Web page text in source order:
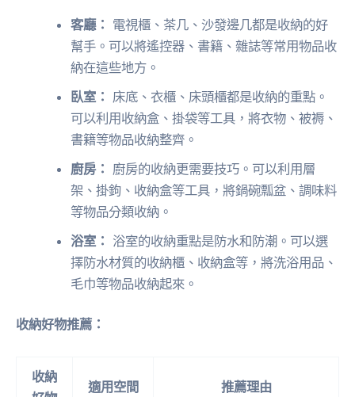
客廳： 電視櫃、茶几、沙發邊几都是收納的好
幫手。可以將遙控器、書籍、雜誌等常用物品收
納在這些地方。
臥室： 床底、衣櫃、床頭櫃都是收納的重點。
可以利用收納盒、掛袋等工具，將衣物、被褥、
書籍等物品收納整齊。
廚房： 廚房的收納更需要技巧。可以利用層
架、掛鉤、收納盒等工具，將鍋碗瓢盆、調味料
等物品分類收納。
浴室： 浴室的收納重點是防水和防潮。可以選
擇防水材質的收納櫃、收納盒等，將洗浴用品、
毛巾等物品收納起來。
收納好物推薦：
收納
適用空間 推薦理由